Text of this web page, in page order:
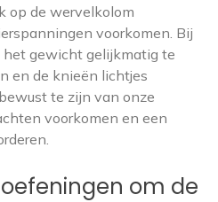
op de wervelkolom
voorkomen. Bij
gewicht gelijkmatig te
en de knieën lichtjes
te zijn van onze
voorkomen en een
om de